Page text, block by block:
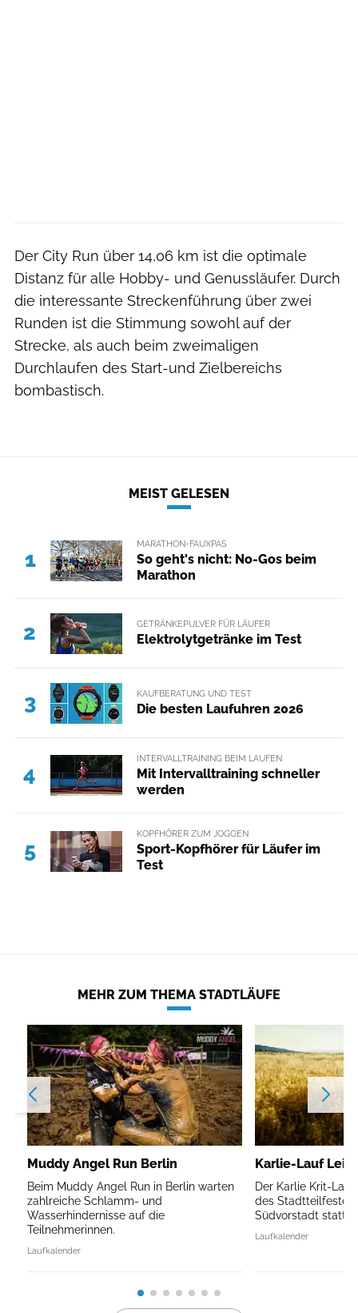
Der City Run über 14,06 km ist die optimale
Distanz für alle Hobby- und Genussläufer. Durch
die interessante Streckenführung über zwei
Runden ist die Stimmung sowohl auf der
Strecke, als auch beim zweimaligen
Durchlaufen des Start-und Zielbereichs
bombastisch.
MEIST GELESEN
1
MARATHON-FAUXPAS
So geht's nicht: No-Gos beim
Marathon
2 GETRÄNKEPULVER FÜR LÄUFER
Elektrolytgetränke im Test
3 KAUFBERATUNG UND TEST
Die besten Laufuhren 2026
4
INTERVALLTRAINING BEIM LAUFEN
Mit Intervalltraining schneller
werden
5
KOPFHÖRER ZUM JOGGEN
Sport-Kopfhörer für Läufer im
Test
MEHR ZUM THEMA STADTLÄUFE
Muddy Angel Run Berlin
Beim Muddy Angel Run in Berlin warten
zahlreiche Schlamm- und
Wasserhindernisse auf die
Teilnehmerinnen.
Laufkalender
Karlie-Lauf
Der Karlie Krit-
des Stadtteilfestes
Südvorstadt statt.
Laufkalender